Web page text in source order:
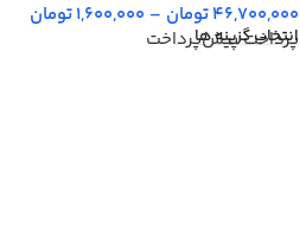
46,700,000تومان –
1,600,000تومان
انتخاب گزینه ها
پرداخت پیش‌پرداخت